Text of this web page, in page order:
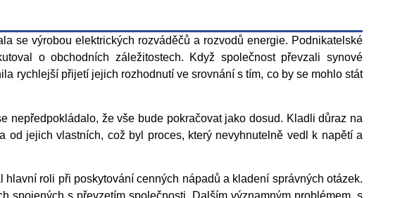
se výrobou elektrických rozváděčů a rozvodů energie. Podnikatelské
o obchodních záležitostech. Když společnost převzali synové
rychlejší přijetí jejich rozhodnutí ve srovnání s tím, co by se mohlo stát
nepředpokládalo, že vše bude pokračovat jako dosud. Kladli důraz na
jejich vlastních, což byl proces, který nevyhnutelně vedl k napětí a
roli při poskytování cenných nápadů a kladení správných otázek.